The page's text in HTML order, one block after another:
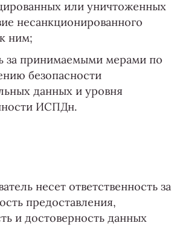
или уничтоженных
несанкционированного
ним;
за принимаемыми мерами по
безопасности
данных и уровня
ИСПДн.
несет ответственность за
предоставления,
и достоверность данных